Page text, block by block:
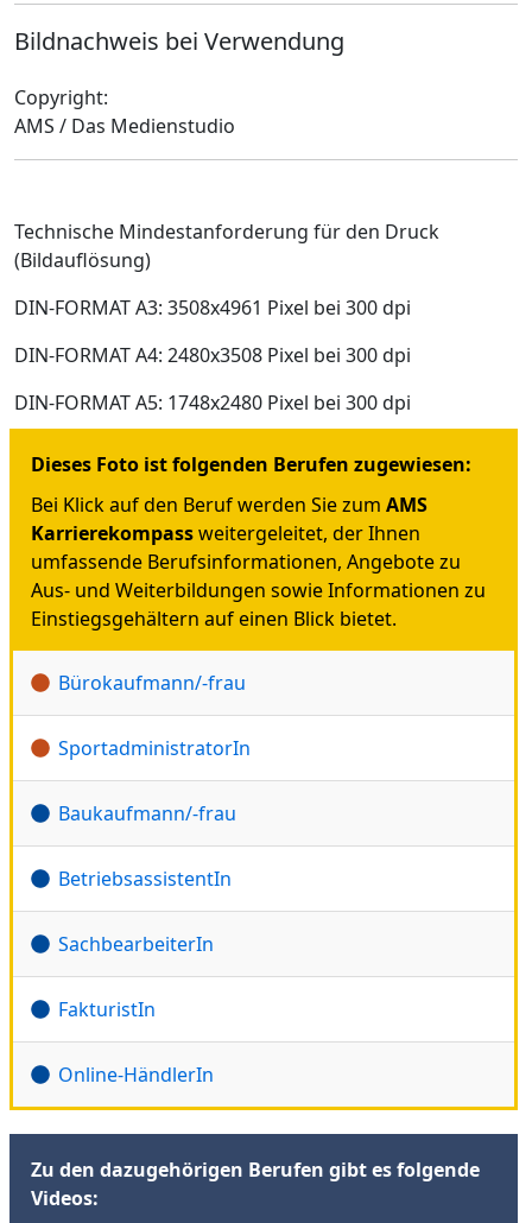
Bildnachweis bei Verwendung
Copyright:
AMS / Das Medienstudio
Technische Mindestanforderung für den Druck
(Bildauflösung)
DIN-FORMAT A3: 3508x4961 Pixel bei 300 dpi
DIN-FORMAT A4: 2480x3508 Pixel bei 300 dpi
DIN-FORMAT A5: 1748x2480 Pixel bei 300 dpi
Dieses Foto ist folgenden Berufen zugewiesen:
Bei Klick auf den Beruf werden Sie zum AMS
Karrierekompassweitergeleitet, der Ihnen
umfassende Berufsinformationen, Angebote zu
Aus- und Weiterbildungen sowie Informationen zu
Einstiegsgehältern auf einen Blick bietet.
Bürokaufmann/-frau
SportadministratorIn
Baukaufmann/-frau
BetriebsassistentIn
SachbearbeiterIn
FakturistIn
Online-HändlerIn
Zu den dazugehörigen Berufen gibt es folgende
Videos: